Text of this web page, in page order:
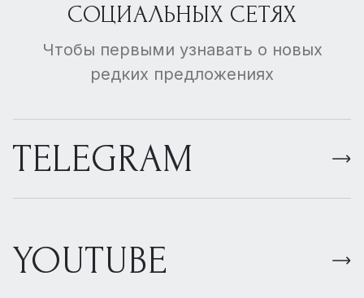
СОЦИАЛЬНЫХ СЕТЯХ
Чтобы первыми узнавать о новых
редких предложениях
TELEGRAM
YOUTUBE